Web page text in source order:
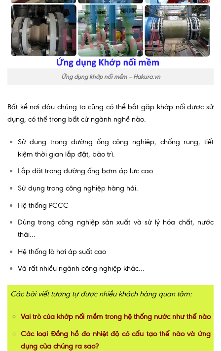
Ứng dụng khớp nối mềm – Hakura.vn
Bất kể nơi đâu chúng ta cũng có thể bắt gặp khớp nối được sử
dụng, có thể trong bất cứ ngành nghề nào.
Sử dụng trong đường ống công nghiệp, chống rung, tiết
kiệm thời gian lắp đặt, bảo trì.
Lắp đặt trong đường ống bơm áp lực cao
Sử dụng trong công nghiệp hàng hải.
Hệ thống PCCC
Dùng trong công nghiệp sản xuất và sử lý hóa chất, nước
thải…
Hệ thống lò hơi áp suất cao
Và rất nhiều ngành công nghiệp khác…
Các bài viết tương tự được nhiều khách hàng quan tâm:
Vai trò của khớp nối mềm trong hệ thống nước như thế nào
Các loại Đồng hồ đo nhiệt độ có cấu tạo thế nào và ứng
dụng của chúng ra sao?